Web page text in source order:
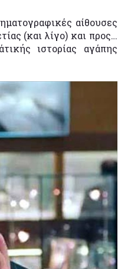
αίθουσες
(και λίγο) και προς…
ιστορίας αγάπης